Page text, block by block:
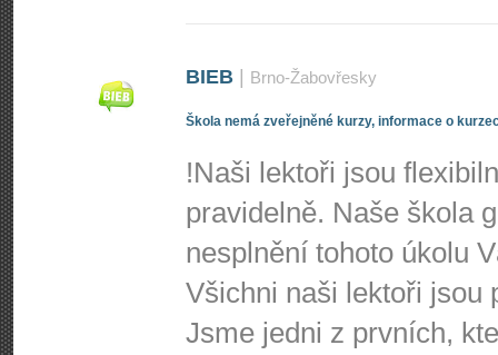
BIEB Brno-Žabovřesky
Škola nemá zveřejněné kurzy, informace o
!Naši lektoři jsou
pravidelně. Naše škola
nesplnění tohoto úkolu
Všichni naši lektoři jsou
Jsme jedni z prvních,